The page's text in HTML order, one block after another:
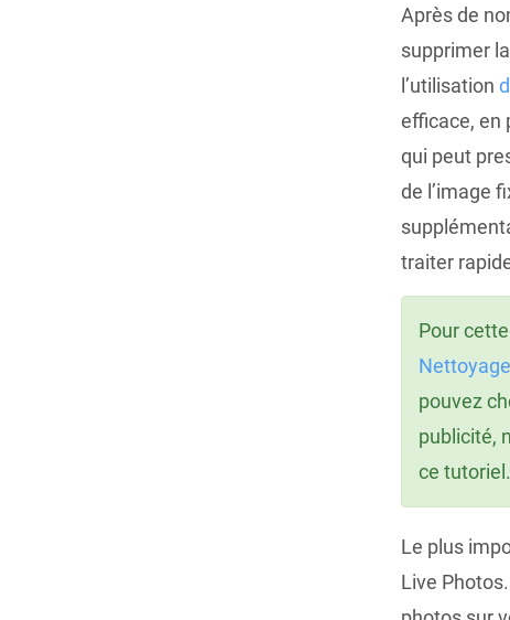
Après de
supprimer
l’utilisation
efficace, en
qui peut
de l’image
traiter
Pour
Nettoyage
pouvez
publicité,
ce tutoriel.
Le plus
Live